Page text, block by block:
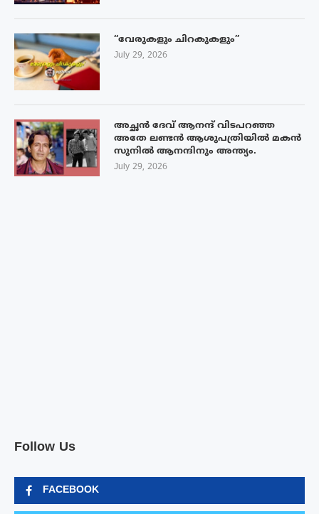
“വേരുകളും ചിറകുകളും”
July 29, 2026
അച്ഛൻ ദേവ് ആനന്ദ് വിടപറഞ്ഞ
അതേ ലണ്ടൻ ആശുപത്രിയിൽ മകൻ
സുനിൽ ആനന്ദിനും അന്ത്യം.
July 29, 2026
Follow Us
FACEBOOK